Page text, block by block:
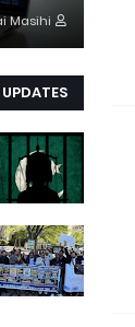
Masihi